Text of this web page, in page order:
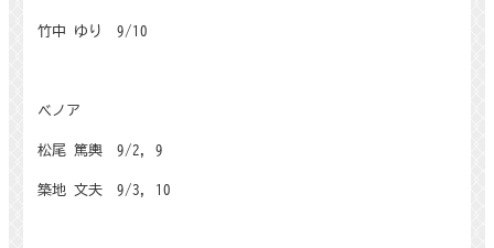
竹中 ゆり9/10
ベノア
松尾 篤輿9/2, 9
築地 文夫9/3, 10